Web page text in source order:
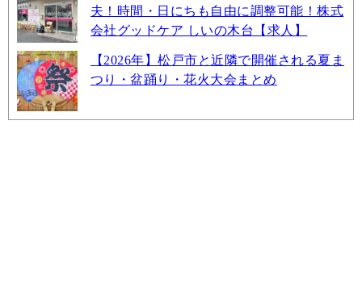
夫！時間・日にちも自由に調整可能！株式
会社グッドケア しいの木台【求人】
【2026年】松戸市と近隣で開催される夏ま
つり・盆踊り・花火大会まとめ